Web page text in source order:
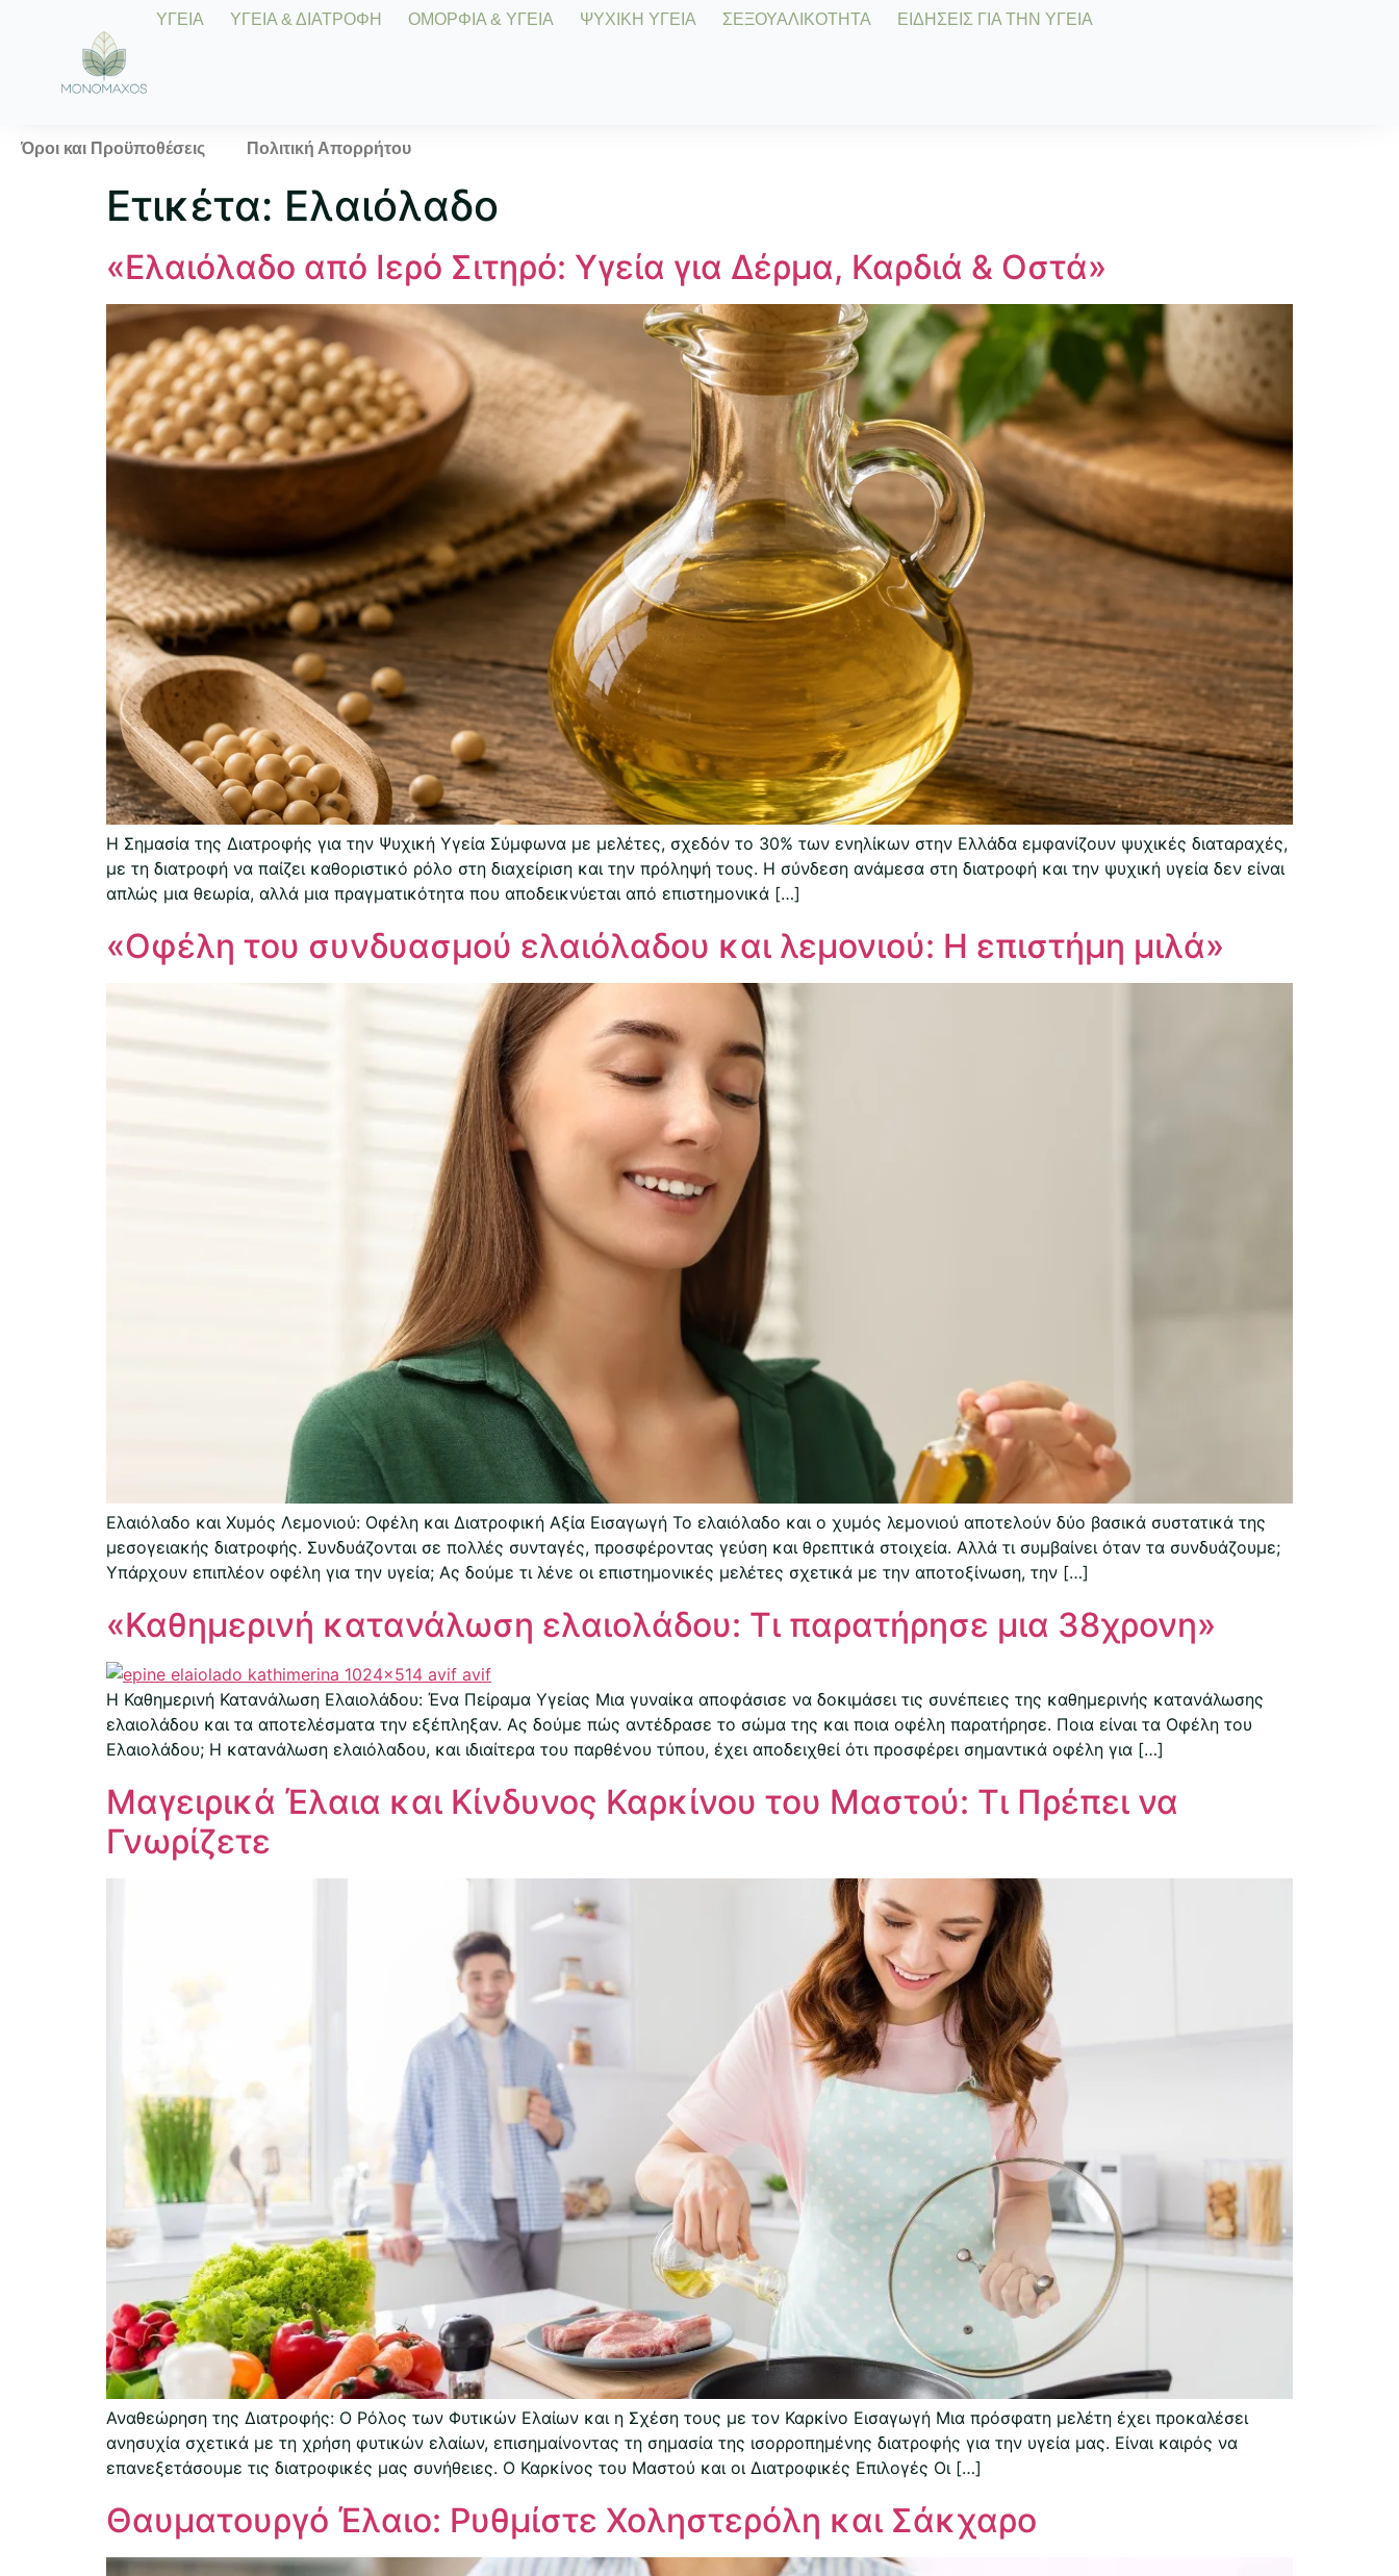
ΥΓΕΙΑ ΥΓΕΙΑ & ΔΙΑΤΡΟΦΗ ΟΜΟΡΦΙΑ & ΥΓΕΙΑ ΨΥΧΙΚΗ ΥΓΕΙΑ ΣΕΞΟΥΑΛΙΚΟΤΗΤΑ ΕΙΔΗΣΕΙΣ ΓΙΑ ΤΗΝ ΥΓΕΙΑ
Όροι και Προϋποθέσεις Πολιτική Απορρήτου
Ετικέτα: Ελαιόλαδο
«Ελαιόλαδο από Ιερό Σιτηρό: Υγεία για Δέρμα, Καρδιά & Οστά»
Η Σημασία της Διατροφής για την Ψυχική Υγεία Σύμφωνα με μελέτες, σχεδόν το 30% των ενηλίκων στην Ελλάδα εμφανίζουν ψυχικές διαταραχές,
με τη διατροφή να παίζει καθοριστικό ρόλο στη διαχείριση και την πρόληψή τους. Η σύνδεση ανάμεσα στη διατροφή και την ψυχική υγεία δεν είναι
απλώς μια θεωρία, αλλά μια πραγματικότητα που αποδεικνύεται από επιστημονικά […]
«Οφέλη του συνδυασμού ελαιόλαδου και λεμονιού: Η επιστήμη μιλά»
Ελαιόλαδο και Χυμός Λεμονιού: Οφέλη και Διατροφική Αξία Εισαγωγή Το ελαιόλαδο και ο χυμός λεμονιού αποτελούν δύο βασικά συστατικά της
μεσογειακής διατροφής. Συνδυάζονται σε πολλές συνταγές, προσφέροντας γεύση και θρεπτικά στοιχεία. Αλλά τι συμβαίνει όταν τα συνδυάζουμε;
Υπάρχουν επιπλέον οφέλη για την υγεία; Ας δούμε τι λένε οι επιστημονικές μελέτες σχετικά με την αποτοξίνωση, την […]
«Καθημερινή κατανάλωση ελαιολάδου: Τι παρατήρησε μια 38χρονη»
Η Καθημερινή Κατανάλωση Ελαιολάδου: Ένα Πείραμα Υγείας Μια γυναίκα αποφάσισε να δοκιμάσει τις συνέπειες της καθημερινής κατανάλωσης
ελαιολάδου και τα αποτελέσματα την εξέπληξαν. Ας δούμε πώς αντέδρασε το σώμα της και ποια οφέλη παρατήρησε. Ποια είναι τα Οφέλη του
Ελαιολάδου; Η κατανάλωση ελαιόλαδου, και ιδιαίτερα του παρθένου τύπου, έχει αποδειχθεί ότι προσφέρει σημαντικά οφέλη για […]
Μαγειρικά Έλαια και Κίνδυνος Καρκίνου του Μαστού: Τι Πρέπει να
Γνωρίζετε
Αναθεώρηση της Διατροφής: Ο Ρόλος των Φυτικών Ελαίων και η Σχέση τους με τον Καρκίνο Εισαγωγή Μια πρόσφατη μελέτη έχει προκαλέσει
ανησυχία σχετικά με τη χρήση φυτικών ελαίων, επισημαίνοντας τη σημασία της ισορροπημένης διατροφής για την υγεία μας. Είναι καιρός να
επανεξετάσουμε τις διατροφικές μας συνήθειες. Ο Καρκίνος του Μαστού και οι Διατροφικές Επιλογές Οι […]
Θαυματουργό Έλαιο: Ρυθμίστε Χοληστερόλη και Σάκχαρο